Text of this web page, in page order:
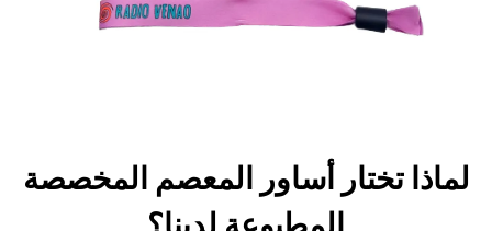
لماذا تختار أساور المعصم المخصصة
المطبوعة لدينا؟